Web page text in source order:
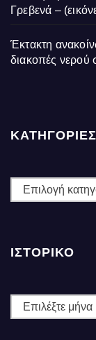
Γρεβενά –
Έκτακτη
διακοπές νερού
ΚΑΤΗΓΟΡΙΕΣ
ΚΑΤΗΓΟΡΙΕΣ
ΙΣΤΟΡΙΚΌ
Ιστορικό